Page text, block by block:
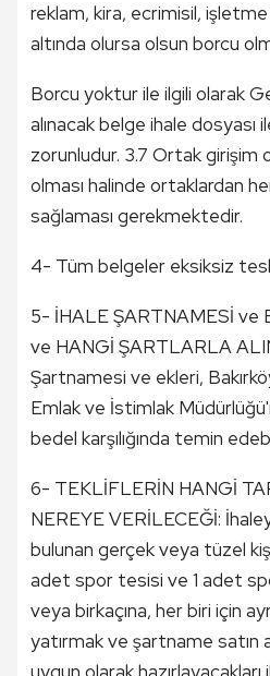
reklam, kira, ecrimisil,
altında olursa olsun borcu
Borcu yoktur ile ilgili olarak
alınacak belge ihale dosyası
zorunludur. 3.7 Ortak girişim
olması halinde ortaklardan
sağlaması gerekmektedir.
4- Tüm belgeler eksiksiz
5- İHALE ŞARTNAMESİ ve
ve HANGİ ŞARTLARLA
Şartnamesi ve ekleri,
Emlak ve İstimlak
bedel karşılığında temin
6- TEKLİFLERİN HANGİ
NEREYE VERİLECEĞİ:
bulunan gerçek veya tüzel
adet spor tesisi ve 1 adet
veya birkaçına, her biri için
yatırmak ve şartname satın